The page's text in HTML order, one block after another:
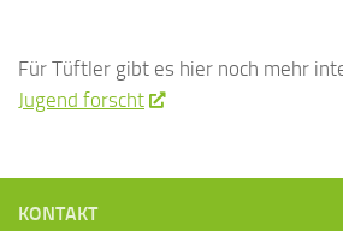
Für Tüftler gibt es hier noch mehr
Jugend forscht
KONTAKT